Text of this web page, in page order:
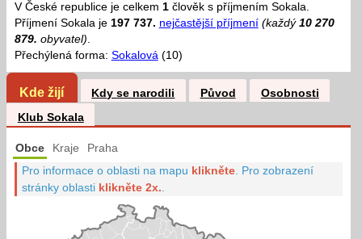
V České republice je celkem 1člověk s příjmením Sokala.
Příjmení Sokala je 197 737. nejčastější příjmení (každý 10 270
879. obyvatel).
Přechýlená forma: Sokalová(10)
Kde žijí Kdy se narodili Původ
Osobnosti
Klub Sokala
Obce Kraje Praha
Pro informace o oblasti na mapu klikněte Pro zobrazení
stránky oblasti klikněte 2x.